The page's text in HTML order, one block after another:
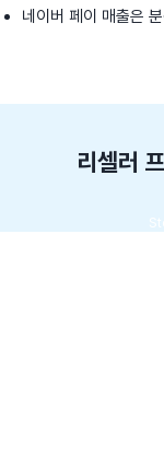
네이버 페이 매출은
리셀러